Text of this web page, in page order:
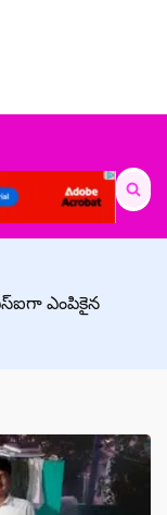
Search
for:
ఎంపికైన